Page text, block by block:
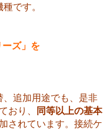
です。
ズ」を
、追加用途でも、是非
おり、
同等以上の基本
されています。接続ケ